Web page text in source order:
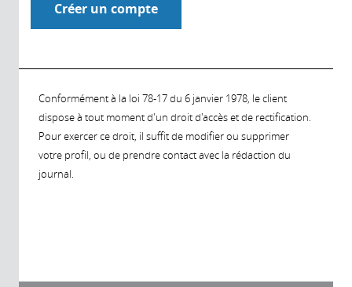
Conformément à la loi 78-17 du 6 janvier 1978, le client
dispose à tout moment d'un droit d'accès et de rectification.
Pour exercer ce droit, il suffit de modifier ou supprimer
votre profil, ou de prendre contact avec la rédaction du
journal.